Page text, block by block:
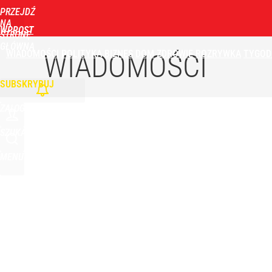
PRZEJDŹ
NA
STRONĘ
WPROST
WIADOMOŚCI POLITYKA BIZNES DOM ZDROWIE ROZRYWKA
SUBSKRYBUJ
Polski poseł przeżył krwawy nalot na Kijów. Nad
3
WIADOMOŚCI